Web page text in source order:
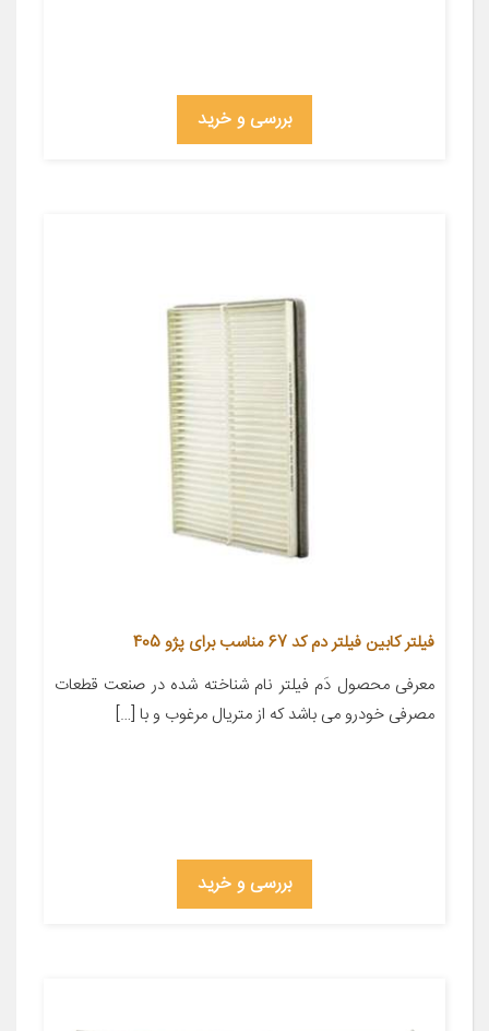
بررسی و خرید
فیلتر کابین فیلتر دم کد 67 مناسب برای پژو 405
معرفی محصول دَم فیلتر نام شناخته شده در صنعت قطعات
مصرفی خودرو می باشد که از متریال مرغوب و با […]
بررسی و خرید